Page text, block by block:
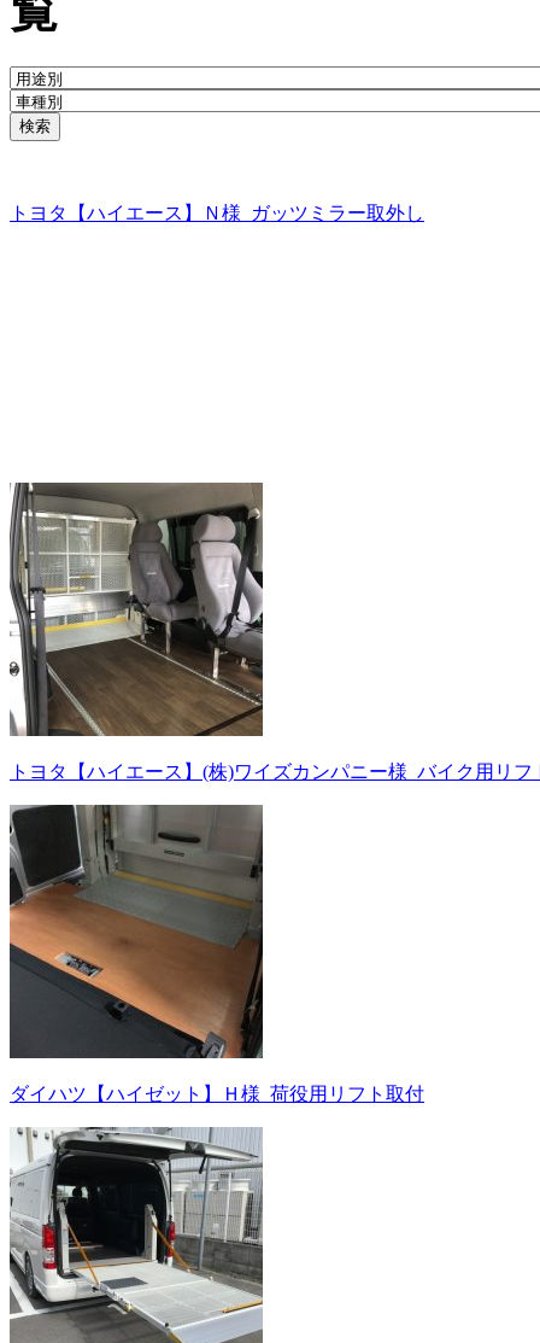
トヨタ【ハイエース】Ｎ様_ガッツミラー取外し
トヨタ【ハイエース】(株)ワイズカンパニー様_バイク用リフ
ダイハツ【ハイゼット】Ｈ様_荷役用リフト取付